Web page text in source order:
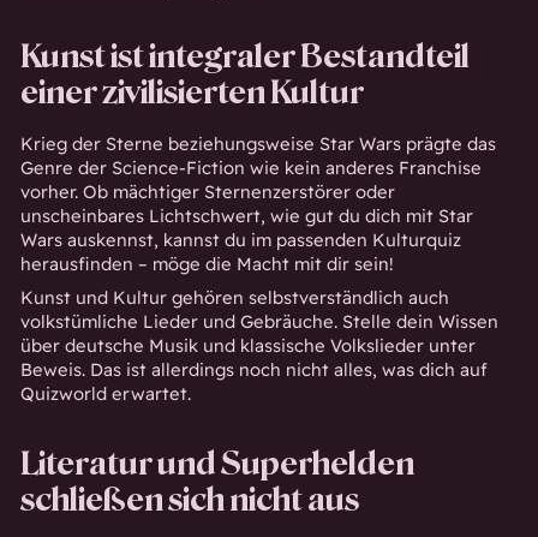
Kunst ist integraler Bestandteil
einer zivilisierten Kultur
Krieg der Sterne beziehungsweise Star Wars prägte das
Genre der Science-Fiction wie kein anderes Franchise
vorher. Ob mächtiger Sternenzerstörer oder
unscheinbares Lichtschwert, wie gut du dich mit Star
Wars auskennst, kannst du im passenden Kulturquiz
herausfinden – möge die Macht mit dir sein!
Kunst und Kultur gehören selbstverständlich auch
volkstümliche Lieder und Gebräuche. Stelle dein Wissen
über deutsche Musik und klassische Volkslieder unter
Beweis. Das ist allerdings noch nicht alles, was dich auf
Quizworld erwartet.
Literatur und Superhelden
schließen sich nicht aus